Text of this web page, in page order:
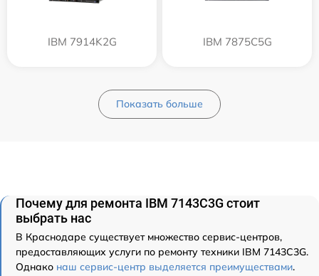
IBM 7914K2G IBM 7875C5G
Показать больше
Почему для ремонта IBM 7143C3G стоит
выбрать нас
В Краснодаре существует множество сервис-центров,
предоставляющих услуги по ремонту техники IBM 7143C3G.
Однако наш сервис-центр выделяется преимуществами.